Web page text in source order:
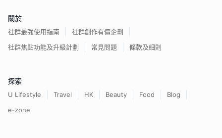
關於
社群最強使用指南
社群創作有價企劃
社群焦點功能及升級計劃
常見問題 條款及細則
探索
U Lifestyle Travel HK Beauty Food
Blog
e-zone